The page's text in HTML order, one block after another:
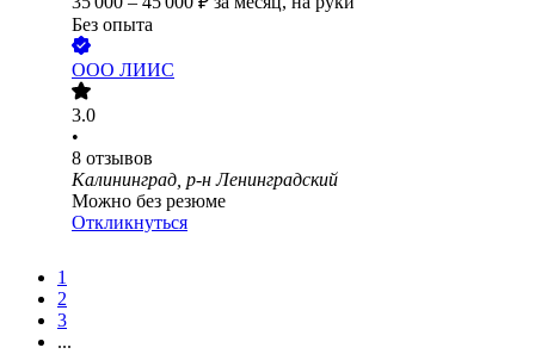
Без опыта
ООО ЛИИС
3.0
•
8 отзывов
Калининград, р-н Ленинградский
Можно без резюме
Откликнуться
1
2
3
...